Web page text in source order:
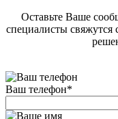
Оставьте Ваше
специалисты
Ваш телефон*